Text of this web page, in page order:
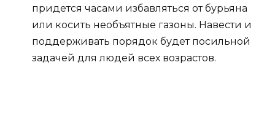
придется часами избавляться от бурьяна
или косить необъятные газоны. Навести и
поддерживать порядок будет посильной
задачей для людей всех возрастов.